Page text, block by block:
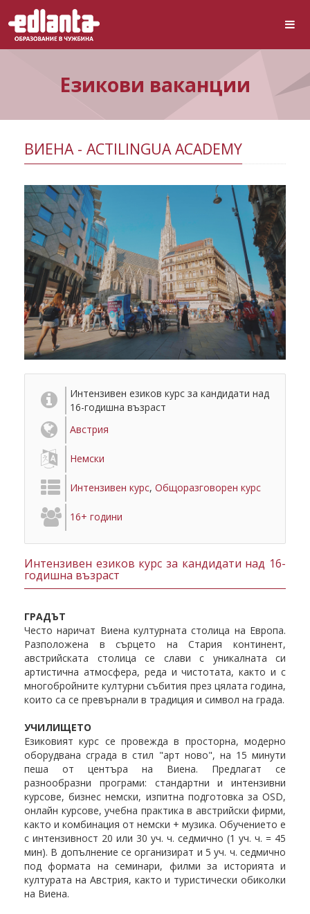
Езикови ваканции
ВИЕНА - ACTILINGUA ACADEMY
Интензивен езиков курс за кандидати над
16-годишна възраст
Австрия
Немски
Интензивен курс, Общоразговорен курс
16+ години
Интензивен езиков курс за кандидати над 16-
годишна възраст
ГРАДЪТ
Често наричат Виена културната столица на Европа.
Разположена в сърцето на Стария континент,
австрийската столица се слави с уникалната си
артистична атмосфера, реда и чистотата, както и с
многобройните културни събития през цялата година,
които са се превърнали в традиция и символ на града.
УЧИЛИЩЕТО
Езиковият курс се провежда в просторна, модерно
оборудвана сграда в стил "арт ново", на 15 минути
пеша от центъра на Виена. Предлагат се
разнообразни програми: стандартни и интензивни
курсове, бизнес немски, изпитна подготовка за OSD,
онлайн курсове, учебна практика в австрийски фирми,
както и комбинация от немски + музика. Обучението е
с интензивност 20 или 30 уч. ч. седмично (1 уч. ч. = 45
мин). В допълнение се организират и 5 уч. ч. седмично
под формата на семинари, филми за историята и
културата на Австрия, както и туристически обиколки
на Виена.